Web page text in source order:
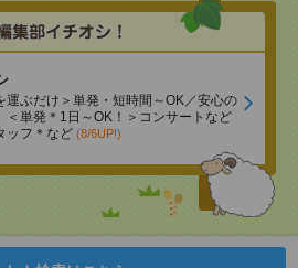
運ぶだけ＞単発・短時間～OK／安心の
＜単発＊1日～OK！＞コンサートなど
ッフ＊など (8/6UP!)